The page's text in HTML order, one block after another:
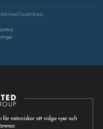
Travel Group
får människor att vidga vyer och